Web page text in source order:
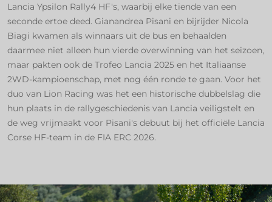
Lancia Ypsilon Rally4 HF's, waarbij elke tiende van een
seconde ertoe deed. Gianandrea Pisani en bijrijder Nicola
Biagi kwamen als winnaars uit de bus en behaalden
daarmee niet alleen hun vierde overwinning van het seizoen,
maar pakten ook de Trofeo Lancia 2025 en het Italiaanse
2WD-kampioenschap, met nog één ronde te gaan. Voor het
duo van Lion Racing was het een historische dubbelslag die
hun plaats in de rallygeschiedenis van Lancia veiligstelt en
de weg vrijmaakt voor Pisani's debuut bij het officiële Lancia
Corse HF-team in de FIA ERC 2026.